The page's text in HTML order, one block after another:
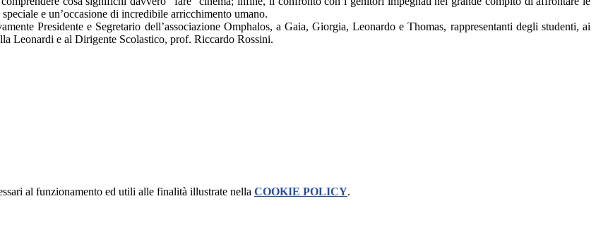
e un’occasione di incredibile arricchimento umano.
Presidente e Segretario dell’associazione Omphalos, a Gaia, Giorgia, Leonardo e Thomas, rappresentanti degli studenti, ai
Leonardi e al Dirigente Scolastico, prof. Riccardo Rossini.
al funzionamento ed utili alle finalità illustrate nella COOKIE POLICY.